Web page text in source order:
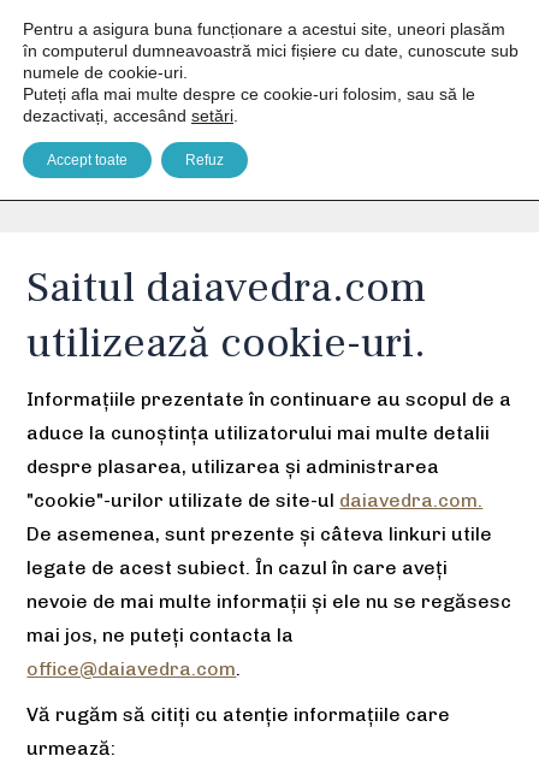
Despre cookies
Saitul daiavedra.com
utilizează cookie-uri.
Informațiile prezentate în continuare au scopul de a
aduce la cunoștința utilizatorului mai multe detalii
despre plasarea, utilizarea și administrarea
"cookie"-urilor utilizate de site-ul daiavedra.com.
De asemenea, sunt prezente și câteva linkuri utile
legate de acest subiect. În cazul în care aveți
nevoie de mai multe informații și ele nu se regăsesc
mai jos, ne puteți contacta la
office@daiavedra.com.
Vă rugăm să citiți cu atenție informațiile care
urmează:
Pentru a asigura buna funcționare a acestui site, uneori plasăm
în computerul dumneavoastră mici fișiere cu date, cunoscute sub
numele de cookie-uri.
Puteți afla mai multe despre ce cookie-uri folosim, sau să le
dezactivați, accesând setări
Accept toate Refuz